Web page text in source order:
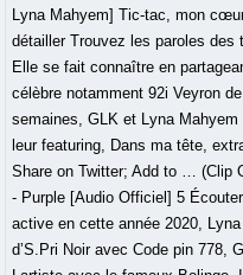
Lyna Mahyem] Tic-tac, mon
détailler Trouvez les paroles
Elle se fait connaître en
célèbre notamment 92i Veyron
semaines, GLK et Lyna
leur featuring, Dans ma tête,
Share on Twitter; Add to … (Clip
- Purple [Audio Officiel] 5
active en cette année 2020,
d’S.Pri Noir avec Code pin 778,